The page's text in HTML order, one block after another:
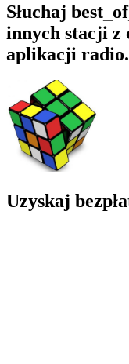
Słuchaj
innych stacji z
aplikacji
Uzyskaj